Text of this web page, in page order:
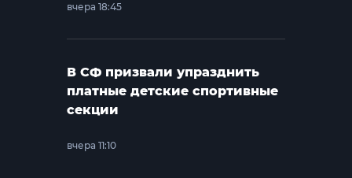
вчера 18:45
В СФ призвали упразднить
платные детские спортивные
секции
вчера 11:10